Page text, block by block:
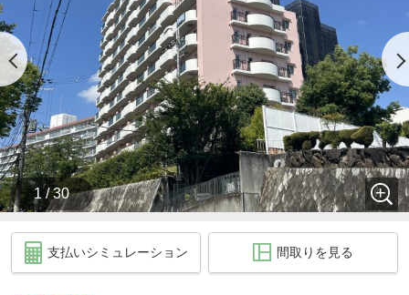
1 / 30
支払いシミュレーション 間取りを見る